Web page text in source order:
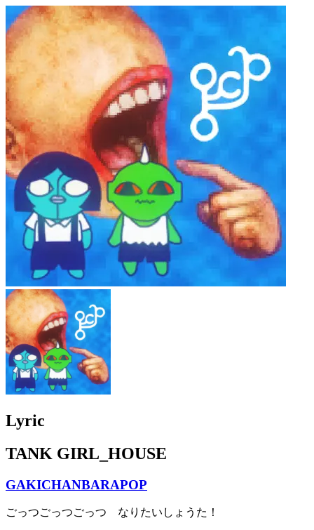
Lyric
TANK GIRL_HOUSE
GAKICHANBARAPOP
ごっつごっつごっつ なりたいしょうた！